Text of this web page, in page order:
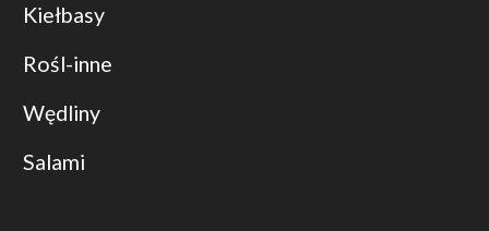
Kiełbasy
Rośl-inne
Wędliny
Salami